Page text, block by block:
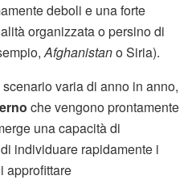
deboli e una forte
organizzata o persino di
Afghanistano Siria).
varia di anno in anno,
che vengono prontamente
una capacità di
individuare rapidamente i
approfittare